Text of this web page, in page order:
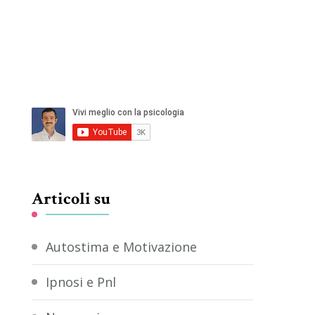
Articoli su
Autostima e Motivazione
Ipnosi e Pnl